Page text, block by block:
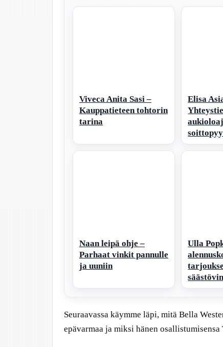
Viveca Anita Sasi –
Kauppatieteen tohtorin
tarina
Elisa
Naan leipä ohje –
Parhaat vinkit pannulle
ja uuniin
Ulla
Seuraavassa käymme läpi, mitä Bella
epävarmaa ja miksi hänen